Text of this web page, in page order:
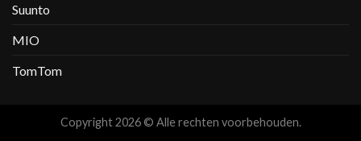
Suunto
MIO
TomTom
Copyright 2026 © Alle rechten voorbehouden.